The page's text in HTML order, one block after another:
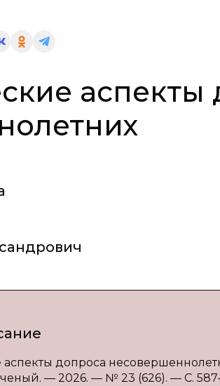
аспекты
допроса
— 2026. — № 23 (626). — С. 587-